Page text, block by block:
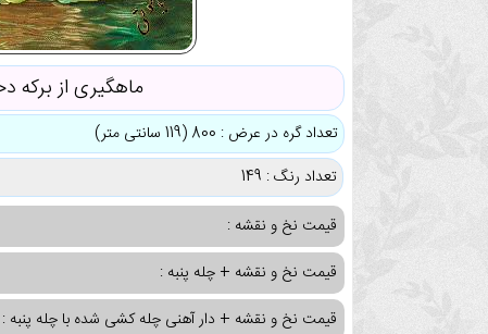
ماهگیری از برکه
تعداد گره در عرض : 800 (119 سانتی متر)
تعداد رنگ : 149
قیمت نخ و نقشه :
قیمت نخ و نقشه + چله پنبه :
قیمت نخ و نقشه + دار آهنی چله کشی شده با چله پنبه :